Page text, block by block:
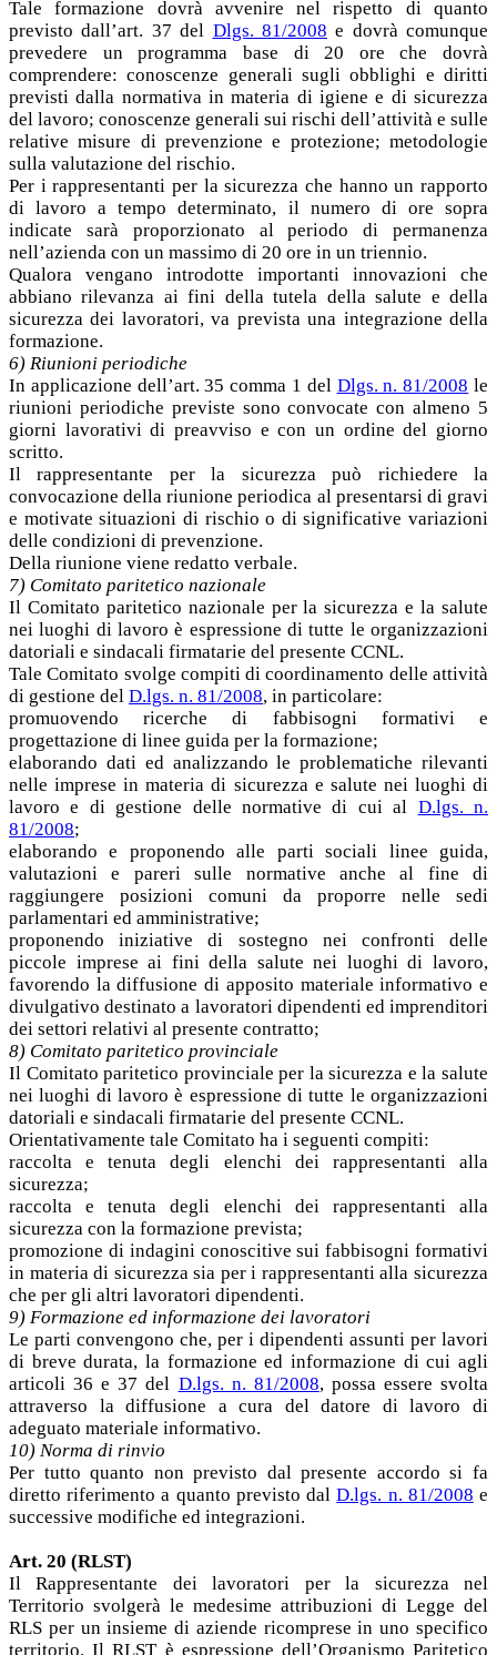
Tale formazione dovrà avvenire nel rispetto di quanto
previsto dall’art. 37 del Dlgs. 81/2008 e dovrà comunque
prevedere un programma base di 20 ore che dovrà
comprendere: conoscenze generali sugli obblighi e diritti
previsti dalla normativa in materia di igiene e di sicurezza
del lavoro; conoscenze generali sui rischi dell’attività e sulle
relative misure di prevenzione e protezione; metodologie
sulla valutazione del rischio.
Per i rappresentanti per la sicurezza che hanno un rapporto
di lavoro a tempo determinato, il numero di ore sopra
indicate sarà proporzionato al periodo di permanenza
nell’azienda con un massimo di 20 ore in un triennio.
Qualora vengano introdotte importanti innovazioni che
abbiano rilevanza ai fini della tutela della salute e della
sicurezza dei lavoratori, va prevista una integrazione della
formazione.
6) Riunioni periodiche
In applicazione dell’art. 35 comma 1 del Dlgs. n. 81/2008 le
riunioni periodiche previste sono convocate con almeno 5
giorni lavorativi di preavviso e con un ordine del giorno
scritto.
Il rappresentante per la sicurezza può richiedere la
convocazione della riunione periodica al presentarsi di gravi
e motivate situazioni di rischio o di significative variazioni
delle condizioni di prevenzione.
Della riunione viene redatto verbale.
7) Comitato paritetico nazionale
Il Comitato paritetico nazionale per la sicurezza e la salute
nei luoghi di lavoro è espressione di tutte le organizzazioni
datoriali e sindacali firmatarie del presente CCNL.
Tale Comitato svolge compiti di coordinamento delle attività
di gestione del D.lgs. n. 81/2008, in particolare:
promuovendo ricerche di fabbisogni formativi e
progettazione di linee guida per la formazione;
elaborando dati ed analizzando le problematiche rilevanti
nelle imprese in materia di sicurezza e salute nei luoghi di
lavoro e di gestione delle normative di cui al D.lgs. n.
81/2008;
elaborando e proponendo alle parti sociali linee guida,
valutazioni e pareri sulle normative anche al fine di
raggiungere posizioni comuni da proporre nelle sedi
parlamentari ed amministrative;
proponendo iniziative di sostegno nei confronti delle
piccole imprese ai fini della salute nei luoghi di lavoro,
favorendo la diffusione di apposito materiale informativo e
divulgativo destinato a lavoratori dipendenti ed imprenditori
dei settori relativi al presente contratto;
8) Comitato paritetico provinciale
Il Comitato paritetico provinciale per la sicurezza e la salute
nei luoghi di lavoro è espressione di tutte le organizzazioni
datoriali e sindacali firmatarie del presente CCNL.
Orientativamente tale Comitato ha i seguenti compiti:
raccolta e tenuta degli elenchi dei rappresentanti alla
sicurezza;
raccolta e tenuta degli elenchi dei rappresentanti alla
sicurezza con la formazione prevista;
promozione di indagini conoscitive sui fabbisogni formativi
in materia di sicurezza sia per i rappresentanti alla sicurezza
che per gli altri lavoratori dipendenti.
9) Formazione ed informazione dei lavoratori
Le parti convengono che, per i dipendenti assunti per lavori
di breve durata, la formazione ed informazione di cui agli
articoli 36 e 37 del D.lgs. n. 81/2008, possa essere svolta
attraverso la diffusione a cura del datore di lavoro di
adeguato materiale informativo.
10) Norma di rinvio
Per tutto quanto non previsto dal presente accordo si fa
diretto riferimento a quanto previsto dalD.lgs. n. 81/2008 e
successive modifiche ed integrazioni.
Art. 20 (RLST)
Il Rappresentante dei lavoratori per la sicurezza nel
Territorio svolgerà le medesime attribuzioni di Legge del
RLS per un insieme di aziende ricomprese in uno specifico
territorio. Il RLST è espressione dell’Organismo Paritetico